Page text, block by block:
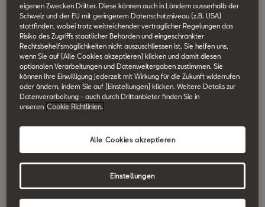
dynamische Kontrolle über Ihr Auto und verbesserte Leistung für
ein grandioses Fahrvergnügen verleiht.
Nach über 20 Jahren im Wettbewerb ist Anfang 2018 die Zeit
gekommen, um die Erfolgsgeschichte von CUPRA in einer
eigenständigen Marke zu festigen. CUPRA deckt alles ab, was
mit unserer Leidenschaft für sportliche Autos, Kultur und Stil zu
eigenen Zwecken Dritter. Diese können auch in Ländern ausserhalb der
Schweiz und der EU mit geringerem Datenschutzniveau (z.B. USA)
stattfinden, wobei trotz weitreichender vertraglicher Regelungen das
Risiko des Zugriffs staatlicher Behörden und eingeschränkter
Rechtsbehelfsmöglichkeiten nicht auszuschliessen ist. Sie helfen uns,
wenn Sie auf [Alle Cookies akzeptieren] klicken und damit diesen
optionalen Verarbeitungen und Datenweitergaben zustimmen. Sie
können Ihre Einwilligung jederzeit mit Wirkung für die Zukunft widerrufen
oder ändern, indem Sie auf [Einstellungen] klicken. Weitere Details zur
Datenverarbeitung - auch durch Drittanbieter finden Sie in
unseren Cookie Richtlinien.
Alle Cookies akzeptieren
Einstellungen